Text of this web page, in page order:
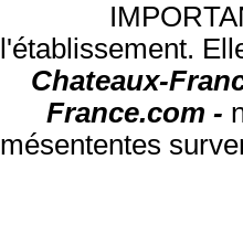
l'établissement.
Chateaux-
France.com -
mésententes